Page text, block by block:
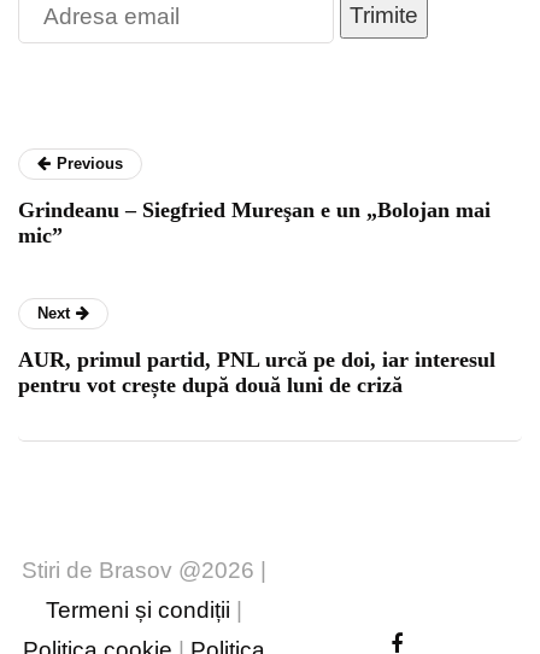
Trimite
Previous
Grindeanu – Siegfried Mureşan e un „Bolojan mai
mic”
Next
AUR, primul partid, PNL urcă pe doi, iar interesul
pentru vot crește după două luni de criză
Stiri de Brasov @2026 |
Termeni și condiții |